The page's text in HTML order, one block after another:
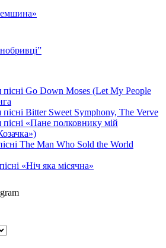
пісні Go Down Moses (Let My People
пісні Bitter Sweet Symphony, The Verve
пісні «Пане полковнику мій
The Man Who Sold the World
«Ніч яка місячна»